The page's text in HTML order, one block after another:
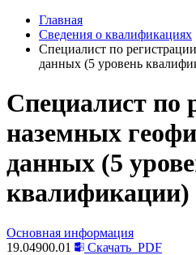
Главная
Сведения о квалификациях
Специалист по
данных (5 уровень
Специалист по
наземных
данных (5
квалификации)
Основная информация
19.04900.01
Скачать PDF